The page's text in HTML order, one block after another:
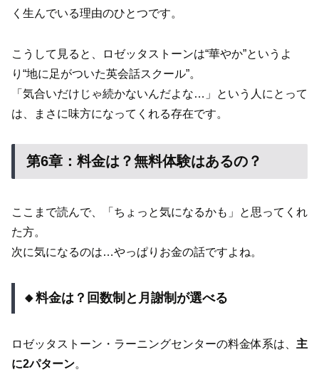
く生んでいる理由のひとつです。
こうして見ると、ロゼッタストーンは“華やか”というよ
り“地に足がついた英会話スクール”。
「気合いだけじゃ続かないんだよな…」という人にとって
は、まさに味方になってくれる存在です。
第6章：料金は？無料体験はあるの？
ここまで読んで、「ちょっと気になるかも」と思ってくれ
た方。
次に気になるのは…やっぱりお金の話ですよね。
🔸料金は？回数制と月謝制が選べる
ロゼッタストーン・ラーニングセンターの料金体系は、 主
に2パターン。